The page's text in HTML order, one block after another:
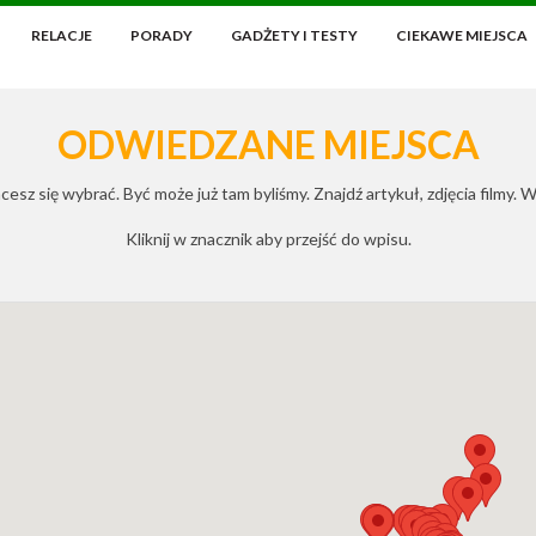
RELACJE PORADY GADŻETY I TESTY CIEKAWE MIEJSCA
ODWIEDZANE MIEJSCA
się wybrać. Być może już tam byliśmy. Znajdź artykuł, zdjęcia filmy.
Kliknij w znacznik aby przejść do wpisu.